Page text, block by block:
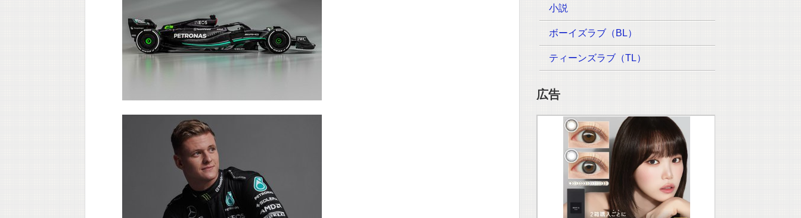
小説
ボーイズラブ（BL）
ティーンズラブ（TL）
広告